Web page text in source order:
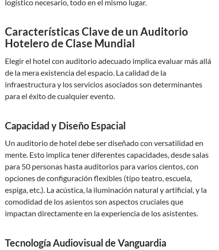
logístico necesario, todo en el mismo lugar.
Características Clave de un Auditorio
Hotelero de Clase Mundial
Elegir el hotel con auditorio adecuado implica evaluar más allá
de la mera existencia del espacio. La calidad de la
infraestructura y los servicios asociados son determinantes
para el éxito de cualquier evento.
Capacidad y Diseño Espacial
Un auditorio de hotel debe ser diseñado con versatilidad en
mente. Esto implica tener diferentes capacidades, desde salas
para 50 personas hasta auditorios para varios cientos, con
opciones de configuración flexibles (tipo teatro, escuela,
espiga, etc.). La acústica, la iluminación natural y artificial, y la
comodidad de los asientos son aspectos cruciales que
impactan directamente en la experiencia de los asistentes.
Tecnología Audiovisual de Vanguardia